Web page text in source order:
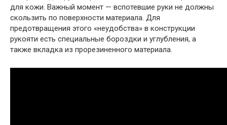
для кожи. Важный момент — вспотевшие руки не должны
скользить по поверхности материала. Для
предотвращения этого «неудобства» в конструкции
рукояти есть специальные бороздки и углубления, а
также вкладка из прорезиненного материала.